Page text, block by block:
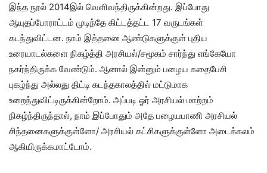
இந்த நூல் 2014இல் வெளிவந்திருக்கின்றது. இப்போது
ஆயுதப்போராட்டம் முடிந்தே கிட்டத்தட்ட 17 வருடங்கள்
கடந்துவிட்டன. நாம் இத்தனை ஆண்டுகளுக்குள் புதிய
உரையாடல்களை நிகழ்த்தி அரசியல்/சமூகம் சார்ந்து எங்கேயோ
நகர்ந்திருக்க வேண்டும். ஆனால் இன்னும் பழைய கதைபேசி
புகழ்ந்து அல்லது திட்டி கடந்தகாலத்தில் மட்டுமாக
உறைந்துவிட்டிருக்கின்றோம். அப்படி ஓர் அரசியல் மாற்றம்
நிகழ்ந்திருந்தால், நாம் இப்போதும் அதே பழையபாணி அரசியல்
சிந்தனைகளுக்குள்ளோ/ அரசியல் கட்சிகளுக்குள்ளோ அடைக்கலம்
ஆகியிருக்கமாட்டோம்.